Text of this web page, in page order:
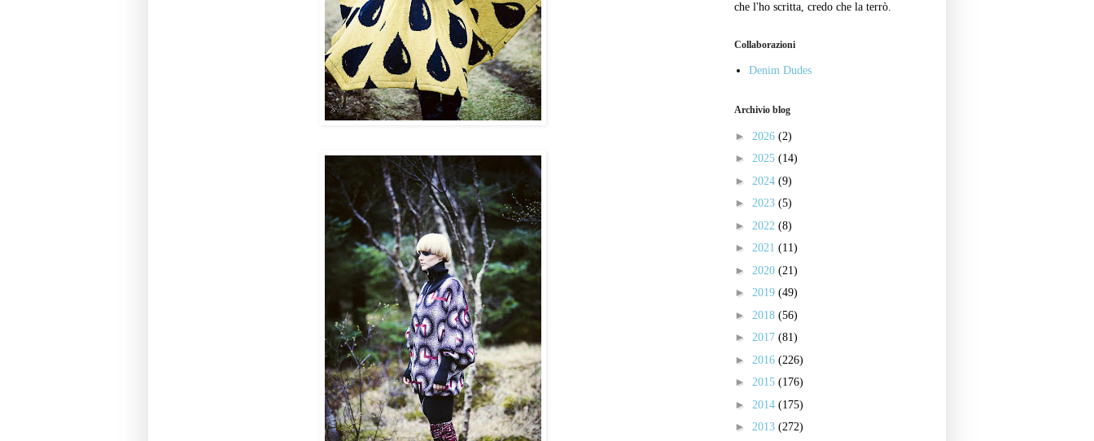
che l'ho scritta, credo che la terrò.
Collaborazioni
Denim Dudes
Archivio blog
► 2026 (2)
► 2025 (14)
► 2024 (9)
► 2023 (5)
► 2022 (8)
► 2021 (11)
► 2020 (21)
► 2019 (49)
► 2018 (56)
► 2017 (81)
► 2016 (226)
► 2015 (176)
► 2014 (175)
► 2013 (272)